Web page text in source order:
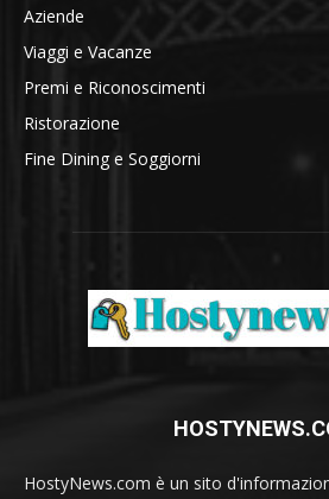
Aziende
Viaggi e Vacanze
Premi e Riconoscimenti
Ristorazione
Fine Dining e Soggiorni
HostyNews.com è un sito